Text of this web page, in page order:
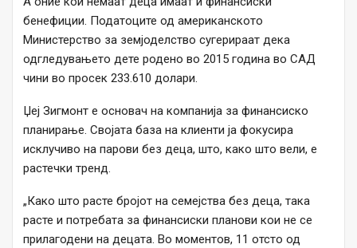
бенефиции. Податоците од американското
Министерство за земјоделство сугерираат дека
одгледувањето дете родено во 2015 година во САД
чини во просек 233.610 долари.
Џеј Зигмонт е основач на компанија за финансиско
планирање. Својата база на клиенти ја фокусира
исклучиво на парови без деца, што, како што вели, е
растечки тренд.
„Како што расте бројот на семејства без деца, така
расте и потребата за финансиски планови кои не се
прилагодени на децата. Во моментов, 11 отсто од